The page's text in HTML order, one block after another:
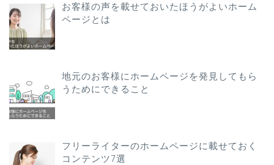
お客様の声を載せておいたほうがよいホーム
ページとは
地元のお客様にホームページを発見してもら
うためにできること
フリーライターのホームページに載せておく
コンテンツ7選